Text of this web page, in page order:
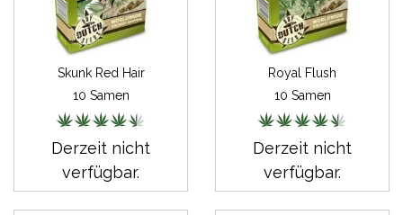
Skunk Red Hair
10 Samen
Derzeit nicht
verfügbar.
Royal Flush
10 Samen
Derzeit nicht
verfügbar.